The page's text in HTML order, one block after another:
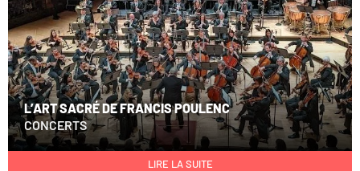
L’ART SACRÉ DE FRANCIS POULENC
CONCERTS
LIRE LA SUITE